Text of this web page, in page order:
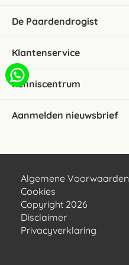
De Paardendrogist
Klantenservice
Kenniscentrum
Aanmelden nieuwsbrief
Algemene Voorwaarden
Cookies
Copyright 2026
Disclaimer
Privacyverklaring